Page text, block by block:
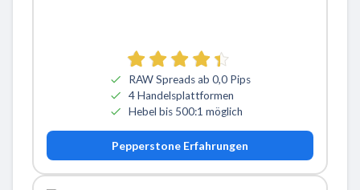
RAW Spreads ab 0,0 Pips
4 Handelsplattformen
Hebel bis 500:1 möglich
Pepperstone Erfahrungen